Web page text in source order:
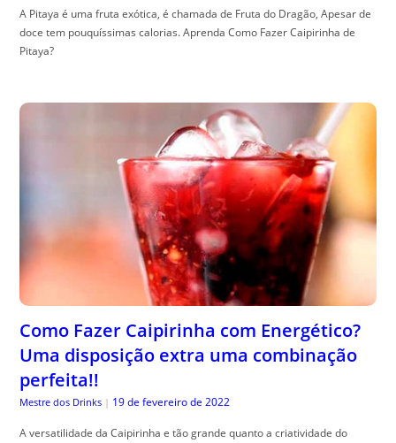
A Pitaya é uma fruta exótica, é chamada de Fruta do Dragão, Apesar de
doce tem pouquíssimas calorias. Aprenda Como Fazer Caipirinha de
Pitaya?
Como Fazer Caipirinha com Energético?
Uma disposição extra uma combinação
perfeita!!
Mestre dos Drinks | 19 de fevereiro de 2022
A versatilidade da Caipirinha e tão grande quanto a criatividade do